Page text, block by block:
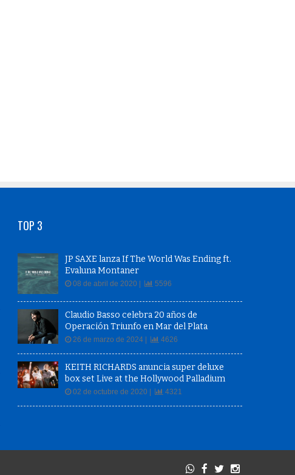
TOP 3
JP SAXE lanza If The World Was Ending ft.
Evaluna Montaner
08 de abril de 2020 | 5596
Claudio Basso celebra 20 años de
Operación Triunfo en Mar del Plata
26 de marzo de 2024 | 4626
KEITH RICHARDS anuncia super deluxe
box set Live at the Hollywood Palladium
02 de octubre de 2020 | 4321